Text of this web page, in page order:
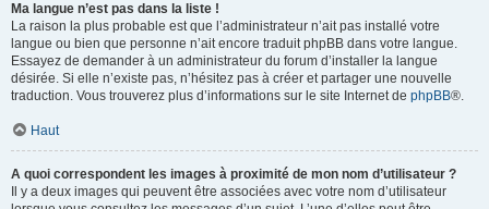
Ma langue n’est pas dans la liste !
La raison la plus probable est que l’administrateur n’ait pas installé votre
langue ou bien que personne n’ait encore traduit phpBB dans votre langue.
Essayez de demander à un administrateur du forum d’installer la langue
désirée. Si elle n’existe pas, n’hésitez pas à créer et partager une nouvelle
traduction. Vous trouverez plus d’informations sur le site Internet de phpBB®.
Haut
A quoi correspondent les images à proximité de mon nom d’utilisateur ?
Il y a deux images qui peuvent être associées avec votre nom d’utilisateur